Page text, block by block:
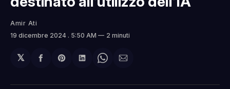
Amir Ati
19 dicembre 2024 . 5:50 AM 2 minuti
𝕏
Condividi
Facebook
Share
Pinterest
Condividi
LinkedIn
Share
WhatsApp
Condividi
email